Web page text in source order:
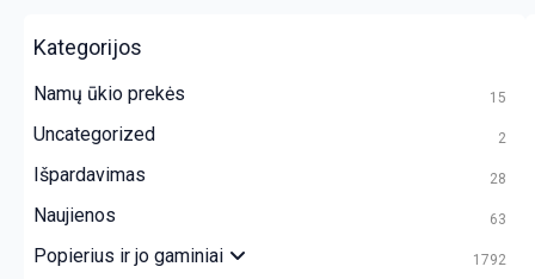
Kategorijos
Namų ūkio prekės 15
Uncategorized 2
Išpardavimas 28
Naujienos 63
Popierius ir jo gaminiai 1792